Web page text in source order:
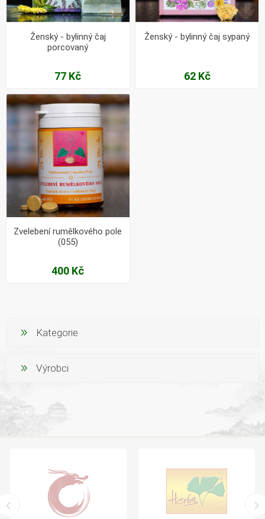
Ženský - bylinný čaj
porcovaný
77 Kč
Ženský - bylinný čaj sypaný
62 Kč
Zvelebení rumělkového pole
(055)
400 Kč
Kategorie
Výrobci